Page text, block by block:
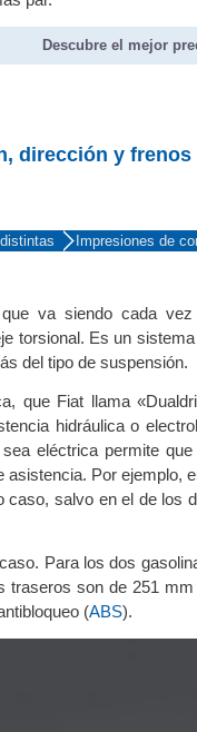
Descubre el mejor
dirección y frenos
Impresiones de
va siendo cada
torsional. Es un
del tipo de suspensión.
que Fiat llama
hidráulica o
eléctrica permite
Por ejemplo,
caso, salvo en el de los
Para los dos
son de 251
(ABS).